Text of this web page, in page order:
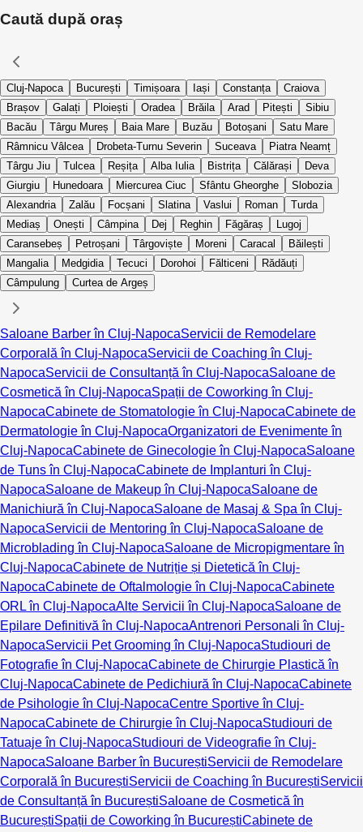
Caută după oraș
Cluj-Napoca București Timișoara Iași Constanța
Craiova
Brașov
Galați Ploiești Oradea Brăila Arad Pitești
Sibiu
Bacău
Târgu Mureș Baia Mare Buzău Botoșani
Satu Mare
Râmnicu Vâlcea
Drobeta-Turnu Severin Suceava
Piatra Neamț
Târgu Jiu
Tulcea Reșița Alba Iulia Bistrița Călărași
Deva
Giurgiu
Hunedoara Miercurea Ciuc Sfântu Gheorghe
Slobozia
Alexandria
Zalău Focșani Slatina Vaslui Roman
Turda
Mediaș
Onești Câmpina Dej Reghin Făgăraș
Lugoj
Caransebeș
Petroșani Târgoviște Moreni Caracal
Băilești
Mangalia
Medgidia Tecuci Dorohoi Fălticeni
Rădăuți
Câmpulung
Curtea de Argeș
Saloane Barber în Cluj-NapocaServicii de Remodelare
Corporală în Cluj-NapocaServicii de Coaching în Cluj-
NapocaServicii de Consultanță în Cluj-NapocaSaloane de
Cosmetică în Cluj-NapocaSpații de Coworking în Cluj-
NapocaCabinete de Stomatologie în Cluj-NapocaCabinete de
Dermatologie în Cluj-NapocaOrganizatori de Evenimente în
Cluj-NapocaCabinete de Ginecologie în Cluj-NapocaSaloane
de Tuns în Cluj-NapocaCabinete de Implanturi în Cluj-
NapocaSaloane de Makeup în Cluj-NapocaSaloane de
Manichiură în Cluj-NapocaSaloane de Masaj & Spa în Cluj-
NapocaServicii de Mentoring în Cluj-NapocaSaloane de
Microblading în Cluj-NapocaSaloane de Micropigmentare în
Cluj-NapocaCabinete de Nutriție și Dietetică în Cluj-
NapocaCabinete de Oftalmologie în Cluj-NapocaCabinete
ORL în Cluj-NapocaAlte Servicii în Cluj-NapocaSaloane de
Epilare Definitivă în Cluj-NapocaAntrenori Personali în Cluj-
NapocaServicii Pet Grooming în Cluj-NapocaStudiouri de
Fotografie în Cluj-NapocaCabinete de Chirurgie Plastică în
Cluj-NapocaCabinete de Pedichiură în Cluj-NapocaCabinete
de Psihologie în Cluj-NapocaCentre Sportive în Cluj-
NapocaCabinete de Chirurgie în Cluj-NapocaStudiouri de
Tatuaje în Cluj-NapocaStudiouri de Videografie în Cluj-
NapocaSaloane Barber în BucureștiServicii de Remodelare
Corporală în BucureștiServicii de Coaching în BucureștiServicii
de Consultanță în BucureștiSaloane de Cosmetică în
BucureștiSpații de Coworking în BucureștiCabinete de